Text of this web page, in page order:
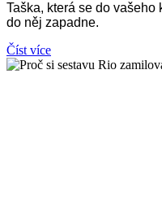
Taška, která se do
do něj zapadne.
Číst více